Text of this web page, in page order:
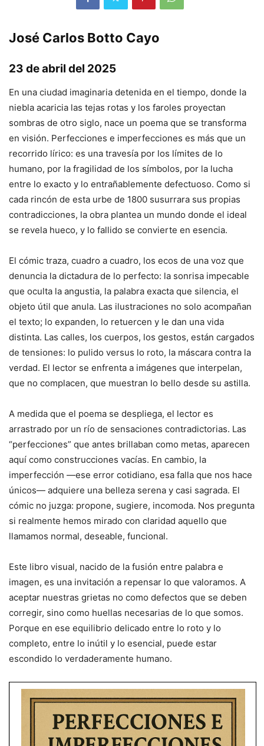
José Carlos Botto Cayo
23 de abril del 2025
En una ciudad imaginaria detenida en el tiempo, donde la
niebla acaricia las tejas rotas y los faroles proyectan
sombras de otro siglo, nace un poema que se transforma
en visión. Perfecciones e imperfecciones es más que un
recorrido lírico: es una travesía por los límites de lo
humano, por la fragilidad de los símbolos, por la lucha
entre lo exacto y lo entrañablemente defectuoso. Como si
cada rincón de esta urbe de 1800 susurrara sus propias
contradicciones, la obra plantea un mundo donde el ideal
se revela hueco, y lo fallido se convierte en esencia.
El cómic traza, cuadro a cuadro, los ecos de una voz que
denuncia la dictadura de lo perfecto: la sonrisa impecable
que oculta la angustia, la palabra exacta que silencia, el
objeto útil que anula. Las ilustraciones no solo acompañan
el texto; lo expanden, lo retuercen y le dan una vida
distinta. Las calles, los cuerpos, los gestos, están cargados
de tensiones: lo pulido versus lo roto, la máscara contra la
verdad. El lector se enfrenta a imágenes que interpelan,
que no complacen, que muestran lo bello desde su astilla.
A medida que el poema se despliega, el lector es
arrastrado por un río de sensaciones contradictorias. Las
“perfecciones” que antes brillaban como metas, aparecen
aquí como construcciones vacías. En cambio, la
imperfección —ese error cotidiano, esa falla que nos hace
únicos— adquiere una belleza serena y casi sagrada. El
cómic no juzga: propone, sugiere, incomoda. Nos pregunta
si realmente hemos mirado con claridad aquello que
llamamos normal, deseable, funcional.
Este libro visual, nacido de la fusión entre palabra e
imagen, es una invitación a repensar lo que valoramos. A
aceptar nuestras grietas no como defectos que se deben
corregir, sino como huellas necesarias de lo que somos.
Porque en ese equilibrio delicado entre lo roto y lo
completo, entre lo inútil y lo esencial, puede estar
escondido lo verdaderamente humano.